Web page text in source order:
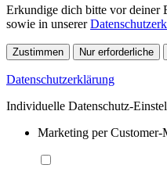
Erkundige dich bitte vor deiner
sowie in unserer
Zustimmen Nur erforderliche
Datenschutzerklärung
Individuelle Datenschutz-
Marketing per Customer-